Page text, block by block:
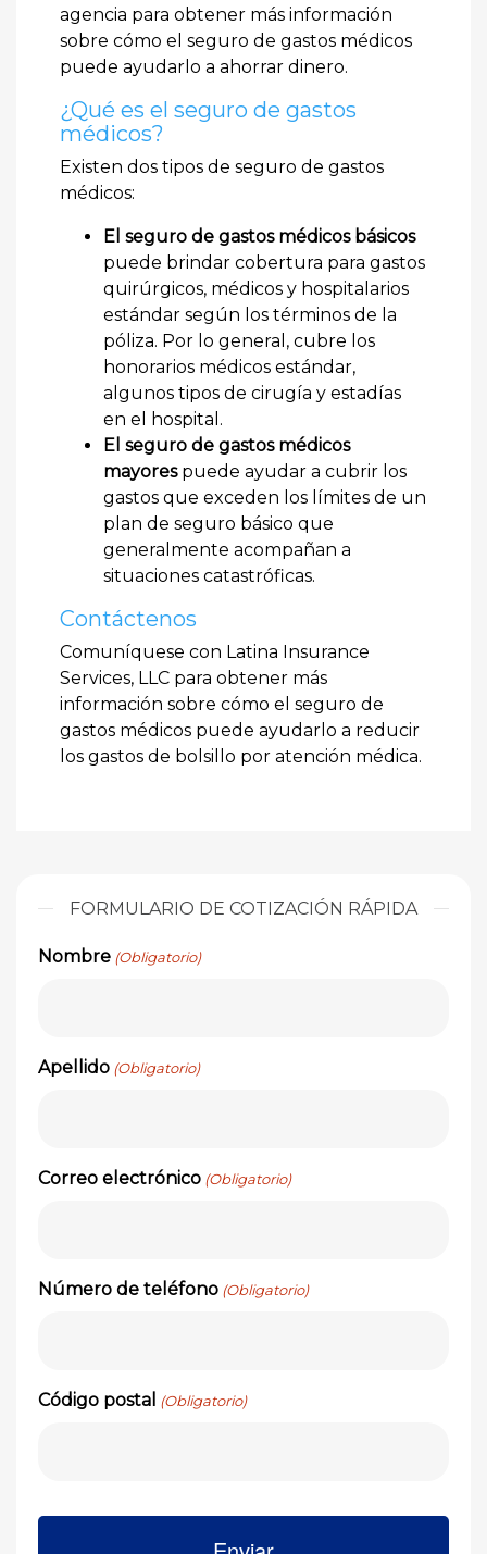
agencia para obtener más información
sobre cómo el seguro de gastos médicos
puede ayudarlo a ahorrar dinero.
¿Qué es el seguro de gastos
médicos?
Existen dos tipos de seguro de gastos
médicos:
El seguro de gastos médicos básicos
puede brindar cobertura para gastos
quirúrgicos, médicos y hospitalarios
estándar según los términos de la
póliza. Por lo general, cubre los
honorarios médicos estándar,
algunos tipos de cirugía y estadías
en el hospital.
El seguro de gastos médicos
mayorespuede ayudar a cubrir los
gastos que exceden los límites de un
plan de seguro básico que
generalmente acompañan a
situaciones catastróficas.
Contáctenos
Comuníquese con Latina Insurance
Services, LLC para obtener más
información sobre cómo el seguro de
gastos médicos puede ayudarlo a reducir
los gastos de bolsillo por atención médica.
FORMULARIO DE COTIZACIÓN RÁPIDA
Nombre (Obligatorio)
Apellido (Obligatorio)
Correo electrónico (Obligatorio)
Número de teléfono (Obligatorio)
Código postal (Obligatorio)